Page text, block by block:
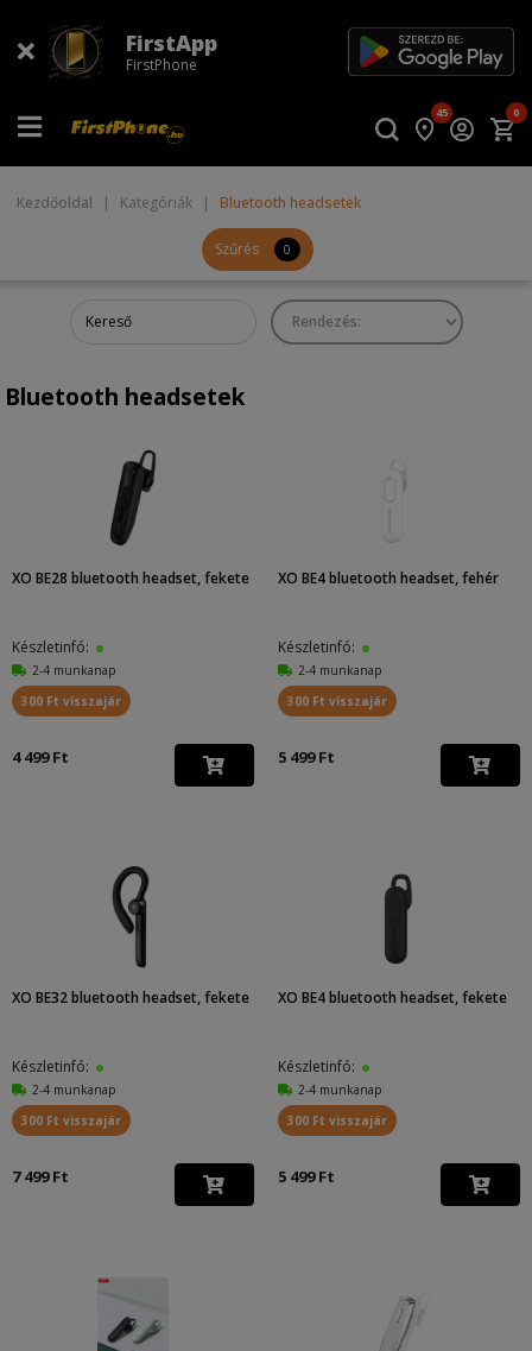
FirstApp
FirstPhone
45 0
Kezdőoldal | Kategóriák | Bluetooth headsetek
Szűrés 0
Bluetooth headsetek
XO BE28 bluetooth headset, fekete
Készletinfó:
2-4 munkanap
300 Ft visszajár
4 499 Ft
XO BE4 bluetooth headset, fehér
Készletinfó:
2-4 munkanap
300 Ft visszajár
5 499 Ft
XO BE32 bluetooth headset, fekete
Készletinfó:
2-4 munkanap
300 Ft visszajár
7 499 Ft
XO BE4 bluetooth headset, fekete
Készletinfó:
2-4 munkanap
300 Ft visszajár
5 499 Ft